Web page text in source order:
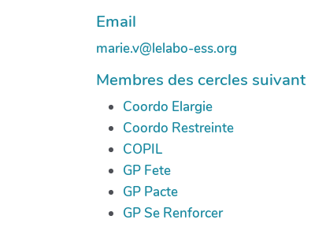
Email
marie.v@lelabo-ess.org
Membres des cercles suivant
Coordo Elargie
Coordo Restreinte
COPIL
GP Fete
GP Pacte
GP Se Renforcer